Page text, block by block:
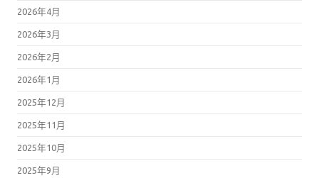
2026年4月
2026年3月
2026年2月
2026年1月
2025年12月
2025年11月
2025年10月
2025年9月